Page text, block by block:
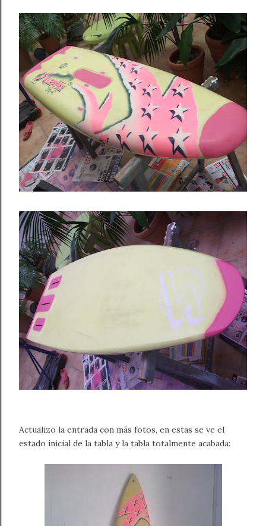
Actualizo la entrada con más fotos, en estas se ve el
estado inicial de la tabla y la tabla totalmente acabada: